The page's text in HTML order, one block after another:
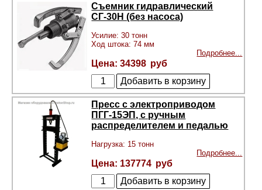
Съемник гидравлический
СГ-30Н (без насоса)
Усилие: 30 тонн
Ход штока: 74 мм
Подробнее...
34398
Пресс с электроприводом
ПГГ-15ЭП, с ручным
распределителем и педалью
Нагрузка: 15 тонн
Подробнее...
137774